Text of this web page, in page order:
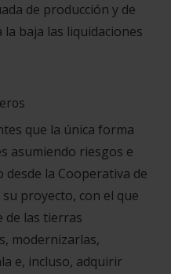
de producción y de
baja las liquidaciones
que la única forma
asumiendo riesgos e
desde la Cooperativa de
proyecto, con el que
de las tierras
modernizarlas,
e, incluso, adquirir